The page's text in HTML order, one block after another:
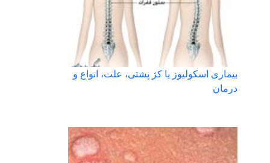
بیماری اسکولیوز یا کژ پشتی، علت، انواع و
درمان